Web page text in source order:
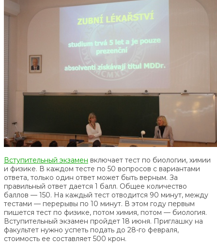
Вступительный экзамен включает тест по биологии, химии
и физике. В каждом тесте по 50 вопросов с вариантами
ответа, только один ответ может быть верным. За
правильный ответ дается 1 балл. Общее количество
баллов — 150. На каждый тест отводится 90 минут, между
тестами — перерывы по 10 минут. В этом году первым
пишется тест по физике, потом химия, потом — биология.
Вступительный экзамен пройдет 18 июня. Приглашку на
факультет нужно успеть подать до 28-го февраля,
стоимость ее составляет 500 крон.